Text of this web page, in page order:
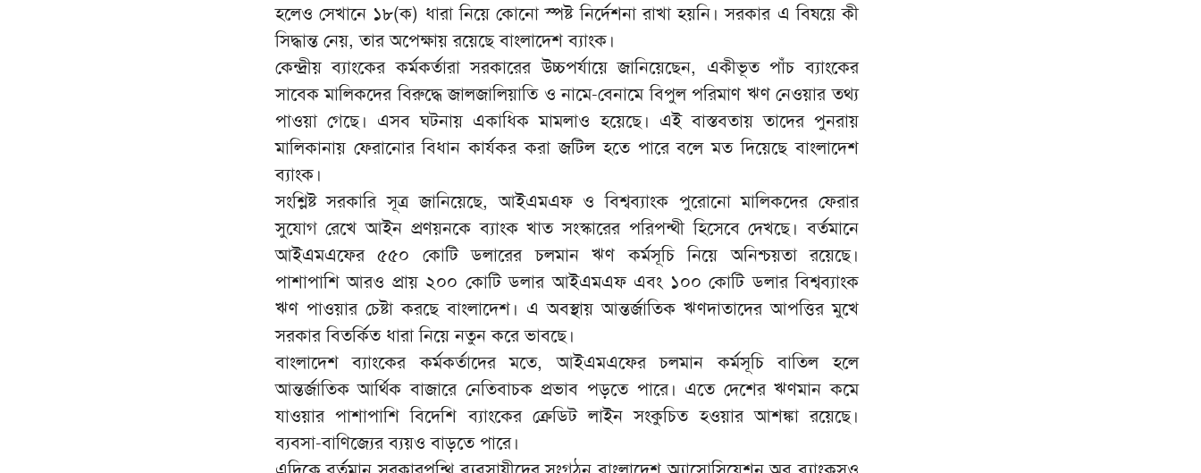
হলেও সেখানে ১৮(ক) ধারা নিয়ে কোনো স্পষ্ট নির্দেশনা রাখা হয়নি। সরকার এ বিষয়ে কী
সিদ্ধান্ত নেয়, তার অপেক্ষায় রয়েছে বাংলাদেশ ব্যাংক।
কেন্দ্রীয় ব্যাংকের কর্মকর্তারা সরকারের উচ্চপর্যায়ে জানিয়েছেন, একীভূত পাঁচ ব্যাংকের
সাবেক মালিকদের বিরুদ্ধে জালজালিয়াতি ও নামে-বেনামে বিপুল পরিমাণ ঋণ নেওয়ার তথ্য
পাওয়া গেছে। এসব ঘটনায় একাধিক মামলাও হয়েছে। এই বাস্তবতায় তাদের পুনরায়
মালিকানায় ফেরানোর বিধান কার্যকর করা জটিল হতে পারে বলে মত দিয়েছে বাংলাদেশ
ব্যাংক।
সংশ্লিষ্ট সরকারি সূত্র জানিয়েছে, আইএমএফ ও বিশ্বব্যাংক পুরোনো মালিকদের ফেরার
সুযোগ রেখে আইন প্রণয়নকে ব্যাংক খাত সংস্কারের পরিপন্থী হিসেবে দেখছে। বর্তমানে
আইএমএফের ৫৫০ কোটি ডলারের চলমান ঋণ কর্মসূচি নিয়ে অনিশ্চয়তা রয়েছে।
পাশাপাশি আরও প্রায় ২০০ কোটি ডলার আইএমএফ এবং ১০০ কোটি ডলার বিশ্বব্যাংক
ঋণ পাওয়ার চেষ্টা করছে বাংলাদেশ। এ অবস্থায় আন্তর্জাতিক ঋণদাতাদের আপত্তির মুখে
সরকার বিতর্কিত ধারা নিয়ে নতুন করে ভাবছে।
বাংলাদেশ ব্যাংকের কর্মকর্তাদের মতে, আইএমএফের চলমান কর্মসূচি বাতিল হলে
আন্তর্জাতিক আর্থিক বাজারে নেতিবাচক প্রভাব পড়তে পারে। এতে দেশের ঋণমান কমে
যাওয়ার পাশাপাশি বিদেশি ব্যাংকের ক্রেডিট লাইন সংকুচিত হওয়ার আশঙ্কা রয়েছে।
ব্যবসা-বাণিজ্যের ব্যয়ও বাড়তে পারে।